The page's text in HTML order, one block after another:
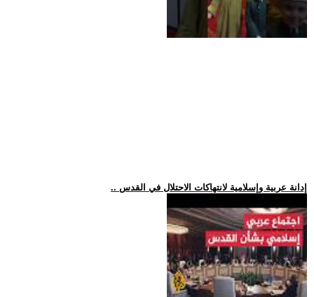
.. إدانة عربية وإسلامية لانتهاكات الاحتلال في القدس